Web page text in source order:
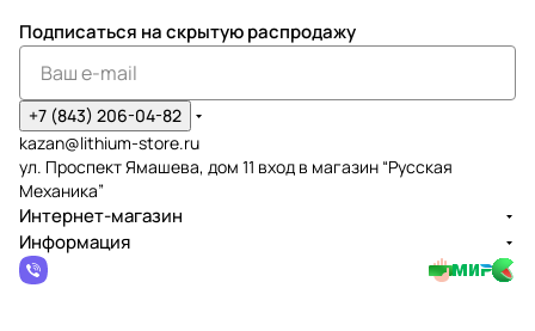
Подписаться на скрытую распродажу
+7 (843) 206-04-82
kazan@lithium-store.ru
ул. Проспект Ямашева, дом 11 вход в магазин “Русская
Механика”
Интернет-магазин
Информация